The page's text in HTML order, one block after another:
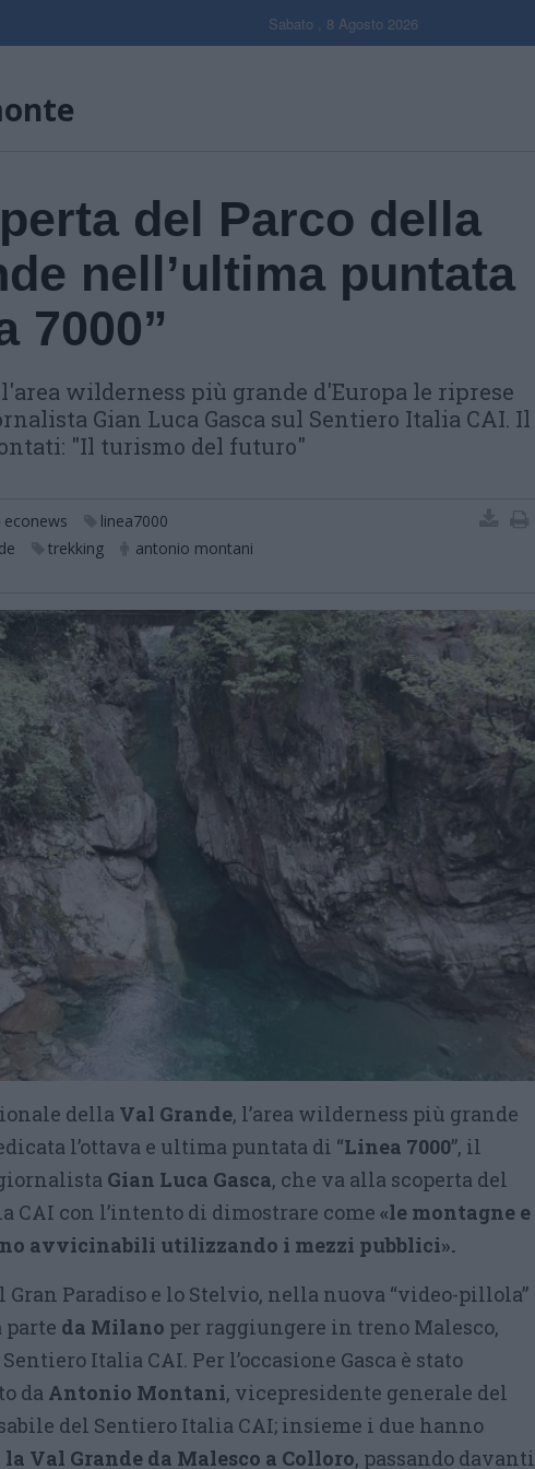
Sabato , 8 Agosto 2026
del Parco della
nell’ultima puntata
7000”
wilderness più grande d'Europa le riprese
Gian Luca Gasca sul Sentiero Italia CAI. Il
"Il turismo del futuro"
econews
linea7000
trekking
antonio montani
della Val Grande, l’area wilderness più grande
l’ottava e ultima puntata di “Linea 7000”, il
Gian Luca Gasca, che va alla scoperta del
CAI con l’intento di dimostrare come «le montagne e
avvicinabili utilizzando i mezzi pubblici».
Gran Paradiso e lo Stelvio, nella nuova “video-pillola”
da Milano per raggiungere in treno Malesco,
Italia CAI. Per l’occasione Gasca è stato
da Antonio Montani, vicepresidente generale del
del Sentiero Italia CAI; insieme i due hanno
Val Grande da Malesco a Colloro, passando davanti